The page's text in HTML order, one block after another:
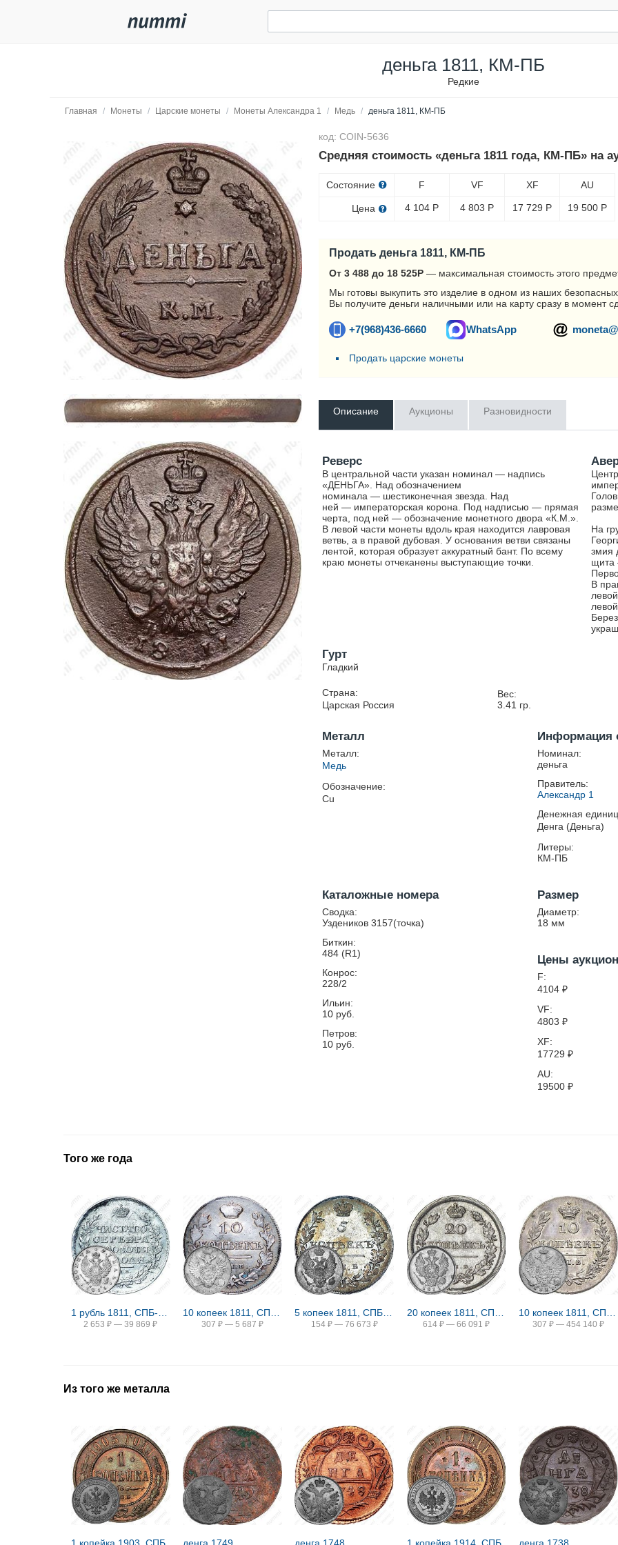
деньга 1811, КМ-ПБ
Редкие
Главная / Монеты / Царские монеты / Монеты Александра 1 / Медь / деньга 1811, КМ-ПБ
код: COIN-5636
Средняя стоимость «деньга 1811 года, КМ-ПБ» на
Состояние
Цена
F
4 104 Р
VF
4 803 Р
XF
17 729 Р
AU
19 500 Р
Продать деньга 1811, КМ-ПБ
От 3 488 до 18 525Р — максимальная стоимость этого
Мы готовы выкупить это изделие в одном из наших
Вы получите деньги наличными или на карту сразу в момент
+7(968)436-6660 WhatsApp
Продать царские монеты
Описание Аукционы Разновидности
Реверс
В центральной части указан номинал — надпись
«ДЕНЬГА». Над обозначением
номинала — шестиконечная звезда. Над
ней — императорская корона. Под надписью — прямая
черта, под ней — обозначение монетного двора «К.М.».
В левой части монеты вдоль края находится лавровая
ветвь, а в правой дубовая. У основания ветви связаны
лентой, которая образует аккуратный бант. По всему
краю монеты отчеканены выступающие точки.
На
змия
щита
В
Гурт
Гладкий
Страна:
Царская Россия
Вес:
3.41 гр.
Металл
Металл:
Медь
Обозначение:
Cu
Информация
Номинал:
деньга
Правитель:
Александр 1
Денежная
Денга (Деньга)
Литеры:
КМ-ПБ
Каталожные номера
Сводка:
Уздеников 3157(точка)
Биткин:
484 (R1)
Конрос:
228/2
Ильин:
10 руб.
Петров:
10 руб.
Размер
Диаметр:
18 мм
Цены
F:
4104 ₽
VF:
4803 ₽
XF:
17729 ₽
AU:
19500 ₽
Того же года
2 653 ₽ — 39 869 ₽ 307 ₽ — 5 687 ₽ 154 ₽ — 76 673 ₽ 614 ₽ — 66 091 ₽ 307 ₽ — 454 140 ₽
Из того же металла